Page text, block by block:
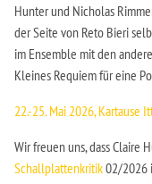
Hunter und Nicholas
der Seite von Reto Bieri
im Ensemble mit den
Kleines Requiem für eine
22.-25. Mai 2026, Kartause
Wir freuen uns, dass Claire
Schallplattenkritik02/2026